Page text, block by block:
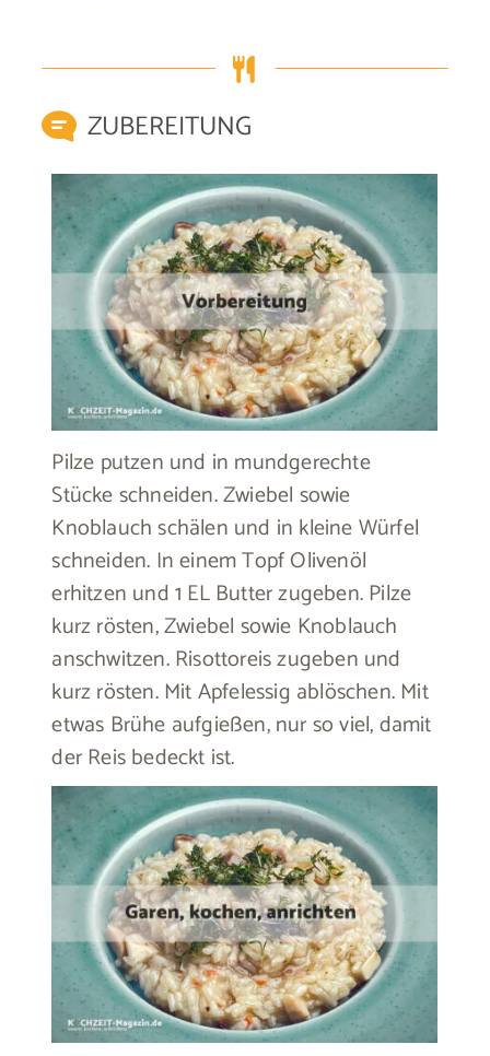
ZUBEREITUNG
Pilze putzen und in mundgerechte
Stücke schneiden. Zwiebel sowie
Knoblauch schälen und in kleine Würfel
schneiden. In einem Topf Olivenöl
erhitzen und 1 EL Butter zugeben. Pilze
kurz rösten, Zwiebel sowie Knoblauch
anschwitzen. Risottoreis zugeben und
kurz rösten. Mit Apfelessig ablöschen. Mit
etwas Brühe aufgießen, nur so viel, damit
der Reis bedeckt ist.